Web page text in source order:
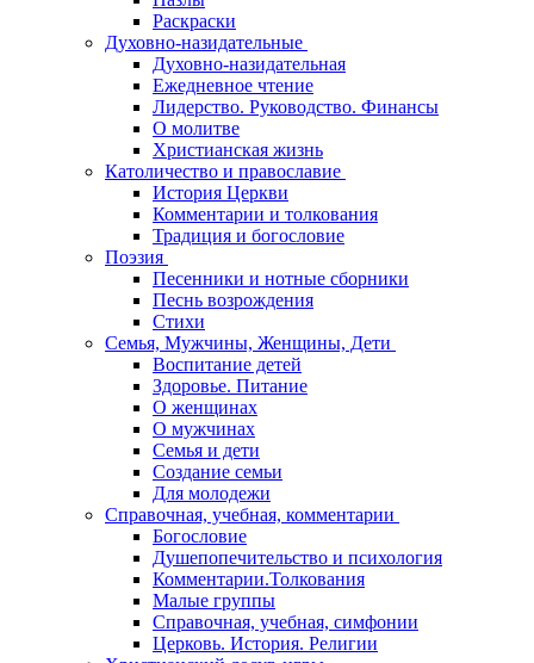
Раскраски
Духовно-назидательные
Духовно-назидательная
Ежедневное чтение
Лидерство. Руководство. Финансы
О молитве
Христианская жизнь
Католичество и православие
История Церкви
Комментарии и толкования
Традиция и богословие
Поэзия
Песенники и нотные сборники
Песнь возрождения
Стихи
Семья, Мужчины, Женщины, Дети
Воспитание детей
Здоровье. Питание
О женщинах
О мужчинах
Семья и дети
Создание семьи
Для молодежи
Справочная, учебная, комментарии
Богословие
Душепопечительство и психология
Комментарии.Толкования
Малые группы
Справочная, учебная, симфонии
Церковь. История. Религии